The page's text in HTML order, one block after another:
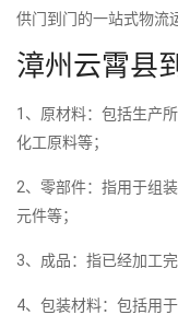
供门到门的一站式物流
漳州云霄县
1、原材料：包括生产
化工原料等；
2、零部件：指用于组
元件等；
3、成品：指已经加工
4、包装材料：包括用